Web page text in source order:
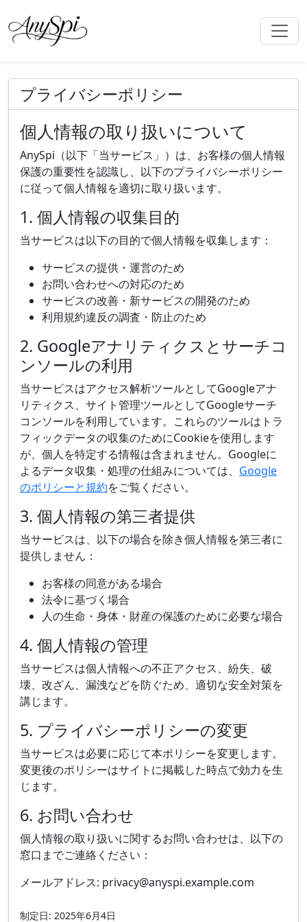
プライバシーポリシー
個人情報の取り扱いについて
AnySpi（以下「当サービス」）は、お客様の個人情報
保護の重要性を認識し、以下のプライバシーポリシー
に従って個人情報を適切に取り扱います。
1. 個人情報の収集目的
当サービスは以下の目的で個人情報を収集します：
サービスの提供・運営のため
お問い合わせへの対応のため
サービスの改善・新サービスの開発のため
利用規約違反の調査・防止のため
2. Googleアナリティクスとサーチコ
ンソールの利用
当サービスはアクセス解析ツールとしてGoogleアナ
リティクス、サイト管理ツールとしてGoogleサーチ
コンソールを利用しています。これらのツールはトラ
フィックデータの収集のためにCookieを使用します
が、個人を特定する情報は含まれません。Googleに
よるデータ収集・処理の仕組みについては、 Google
のポリシーと規約をご覧ください。
3. 個人情報の第三者提供
当サービスは、以下の場合を除き個人情報を第三者に
提供しません：
お客様の同意がある場合
法令に基づく場合
人の生命・身体・財産の保護のために必要な場合
4. 個人情報の管理
当サービスは個人情報への不正アクセス、紛失、破
壊、改ざん、漏洩などを防ぐため、適切な安全対策を
講じます。
5. プライバシーポリシーの変更
当サービスは必要に応じて本ポリシーを変更します。
変更後のポリシーはサイトに掲載した時点で効力を生
じます。
6. お問い合わせ
個人情報の取り扱いに関するお問い合わせは、以下の
窓口までご連絡ください：
メールアドレス: privacy@anyspi.example.com
制定日: 2025年6月4日